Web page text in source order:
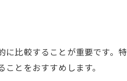
較
重視
比較することが重要です。
とをおすすめします。